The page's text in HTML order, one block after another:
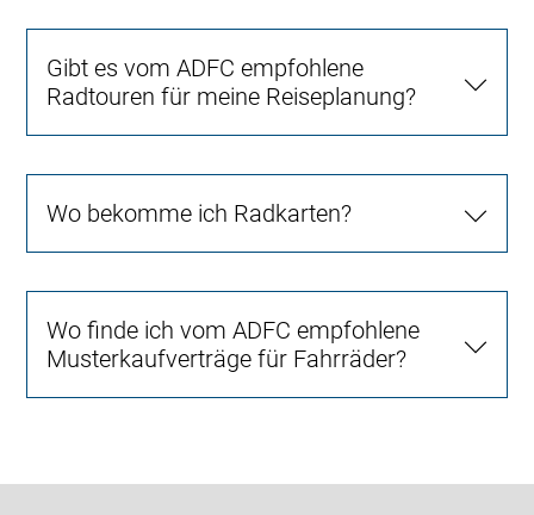
Gibt es vom ADFC empfohlene
Radtouren für meine Reiseplanung?
Wo bekomme ich Radkarten?
Wo finde ich vom ADFC empfohlene
Musterkaufverträge für Fahrräder?